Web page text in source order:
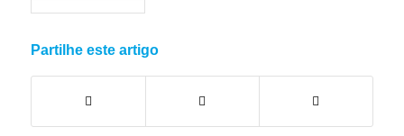
Partilhe este artigo